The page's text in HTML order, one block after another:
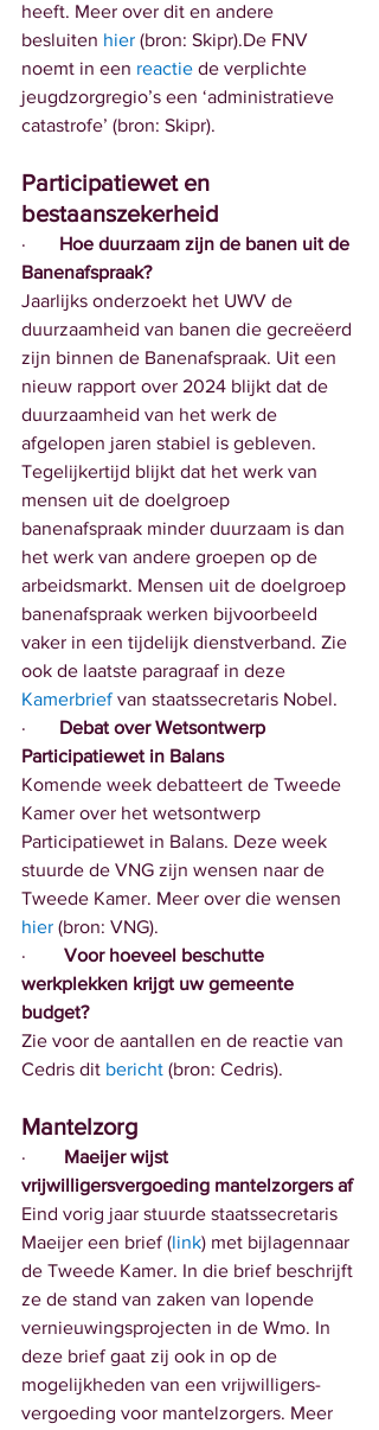
heeft. Meer over dit en andere
besluiten hier (bron: Skipr).De FNV
noemt in een reactie de verplichte
jeugdzorgregio’s een ‘administratieve
catastrofe’ (bron: Skipr).
Participatiewet en
bestaanszekerheid
· Hoe duurzaam zijn de banen uit de
Banenafspraak?
Jaarlijks onderzoekt het UWV de
duurzaamheid van banen die gecreëerd
zijn binnen de Banenafspraak. Uit een
nieuw rapport over 2024 blijkt dat de
duurzaamheid van het werk de
afgelopen jaren stabiel is gebleven.
Tegelijkertijd blijkt dat het werk van
mensen uit de doelgroep
banenafspraak minder duurzaam is dan
het werk van andere groepen op de
arbeidsmarkt. Mensen uit de doelgroep
banenafspraak werken bijvoorbeeld
vaker in een tijdelijk dienstverband. Zie
ook de laatste paragraaf in deze
Kamerbrief van staatssecretaris Nobel.
· Debat over Wetsontwerp
Participatiewet in Balans
Komende week debatteert de Tweede
Kamer over het wetsontwerp
Participatiewet in Balans. Deze week
stuurde de VNG zijn wensen naar de
Tweede Kamer. Meer over die wensen
hier (bron: VNG).
· Voor hoeveel beschutte
werkplekken krijgt uw gemeente
budget?
Zie voor de aantallen en de reactie van
Cedris dit bericht (bron: Cedris).
Mantelzorg
· Maeijer wijst
vrijwilligersvergoeding mantelzorgers af
Eind vorig jaar stuurde staatssecretaris
Maeijer een brief (link) met bijlagennaar
de Tweede Kamer. In die brief beschrijft
ze de stand van zaken van lopende
vernieuwingsprojecten in de Wmo. In
deze brief gaat zij ook in op de
mogelijkheden van een vrijwilligers-
vergoeding voor mantelzorgers. Meer